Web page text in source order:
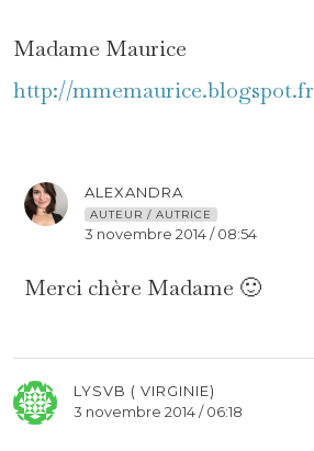
Madame Maurice
http://mmemaurice.blogspot.fr
ALEXANDRA
AUTEUR / AUTRICE
3 novembre 2014 / 08:54
Merci chère Madame 🙂
LYSVB ( VIRGINIE)
3 novembre 2014 / 06:18